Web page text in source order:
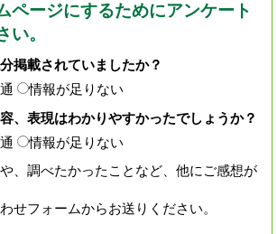
ページにするためにアンケート
い。
掲載されていましたか？
情報が足りない
、表現はわかりやすかったでしょうか？
情報が足りない
、調べたかったことなど、他にご感想が
せフォームからお送りください。